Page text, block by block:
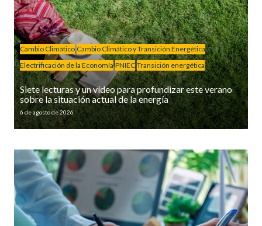
Cambio Climático Cambio Climático y Transición Energética
Electrificación de la Economía PNIEC Transición energética
Siete lecturas y un vídeo para profundizar este verano
sobre la situación actual de la energía
6 de agosto de 2026